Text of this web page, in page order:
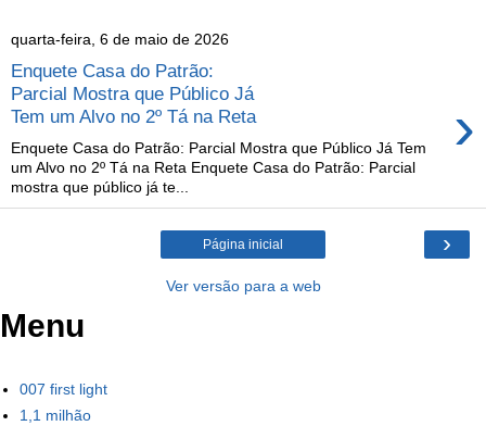
quarta-feira, 6 de maio de 2026
Enquete Casa do Patrão:
Parcial Mostra que Público Já
Tem um Alvo no 2º Tá na Reta
›
Enquete Casa do Patrão: Parcial Mostra que Público Já Tem
um Alvo no 2º Tá na Reta Enquete Casa do Patrão: Parcial
mostra que público já te...
›
Página inicial
Ver versão para a web
Menu
007 first light
1,1 milhão